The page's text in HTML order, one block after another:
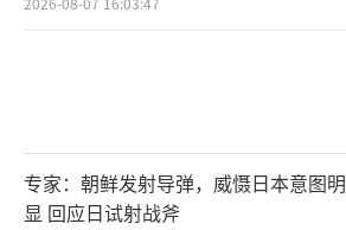
这不是我曾经的祖国
它比我梦里见过的
专家：朝鲜发射导弹，威慑日本意图明
显 回应日试射战斧